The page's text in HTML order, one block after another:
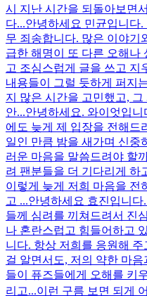
시 지난 시간을 되돌아보면
다...안녕하세요 민균입니다
무 죄송합니다. 많은 이야기
급한 해명이 또 다른 오해나
고 조심스럽게 글을 쓰고 지
내용들이 그럴 듯하게 퍼지
지 많은 시간을 고민했고,
안...안녕하세요. 와이엇입
에도 늦게 제 입장을 전해드
일인 만큼 밤을 새가며 신중
러운 마음을 말씀드려야 할
려 팬분들을 더 기다리게 하
이렇게 늦게 저희 마음을 전
고 ...안녕하세요 효진입니
들께 심려를 끼쳐드려서 진
나 혼란스럽고 힘들어하고
니다. 항상 저희를 응원해
걸 알면서도, 저의 약한 마
들이 퓨즈들에게 오해를 키
리고...이런 구름 보면 되게